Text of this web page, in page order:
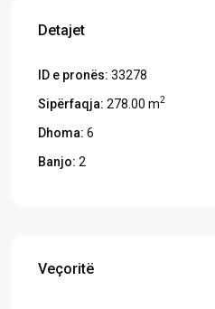
Detajet
ID e pronës: 33278
Sipërfaqja: 278.00 m2
Dhoma: 6
Banjo: 2
Veçoritë